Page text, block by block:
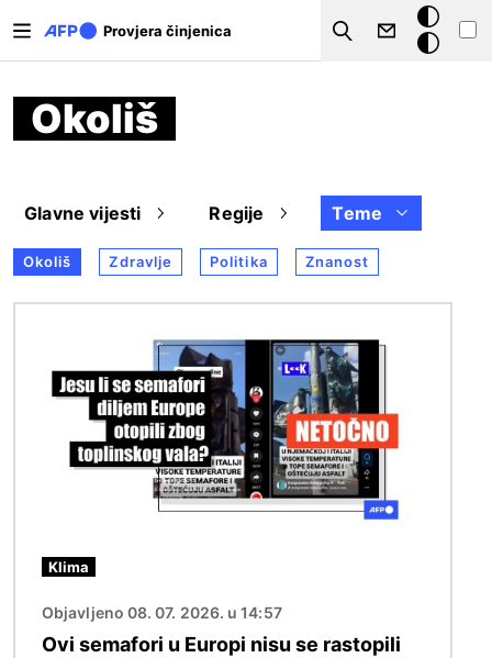
Provjera činjenica
Search
Tamna
pozadina
Okoliš
Glavne vijesti Regije Teme
Okoliš Zdravlje Politika Znanost
Klima
Objavljeno 08. 07. 2026. u 14:57
Ovi semafori u Europi nisu se rastopili